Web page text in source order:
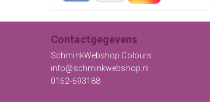
Contactgegevens
SchminkWebshop Colours
info@schminkwebshop.nl
0162-693188